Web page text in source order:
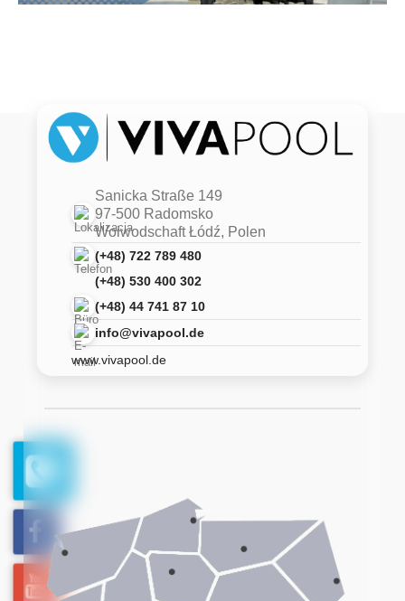
Sanicka Straße 149
97-500 Radomsko
Woiwodschaft Łódź, Polen
(+48) 722 789 480
(+48) 530 400 302
(+48) 44 741 87 10
info@vivapool.de
www.vivapool.de